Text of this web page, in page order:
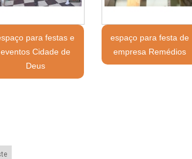
para festas e
eventos Cidade de
Deus
espaço para festa de
empresa Remédios